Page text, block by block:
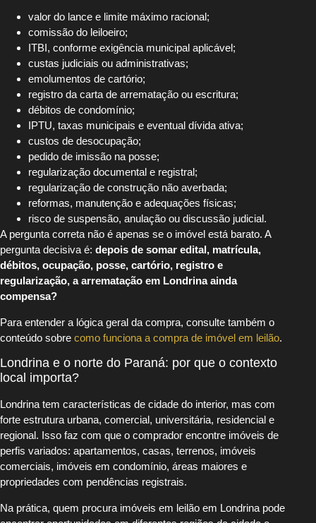
valor do lance e limite máximo racional;
comissão do leiloeiro;
ITBI, conforme exigência municipal aplicável;
custas judiciais ou administrativas;
emolumentos de cartório;
registro da carta de arrematação ou escritura;
débitos de condomínio;
IPTU, taxas municipais e eventual dívida ativa;
custos de desocupação;
pedido de imissão na posse;
regularização documental e registral;
regularização de construção não averbada;
reformas, manutenção e adequações físicas;
risco de suspensão, anulação ou discussão judicial.
A pergunta correta não é apenas se o imóvel está barato. A
pergunta decisiva é: depois de somar edital, matrícula,
débitos, ocupação, posse, cartório, registro e
regularização, a arrematação em Londrina ainda
compensa?
Para entender a lógica geral da compra, consulte também o
conteúdo sobre como funciona a compra de imóvel em leilão.
Londrina e o norte do Paraná: por que o contexto
local importa?
Londrina tem características de cidade do interior, mas com
forte estrutura urbana, comercial, universitária, residencial e
regional. Isso faz com que o comprador encontre imóveis de
perfis variados: apartamentos, casas, terrenos, imóveis
comerciais, imóveis em condomínio, áreas maiores e
propriedades com pendências registrais.
Na prática, quem procura imóveis em leilão em Londrina pode